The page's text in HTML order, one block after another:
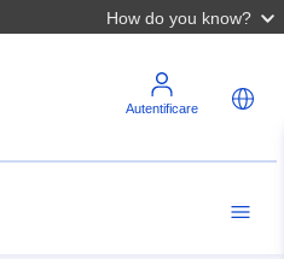
How do you know?
Autentificare